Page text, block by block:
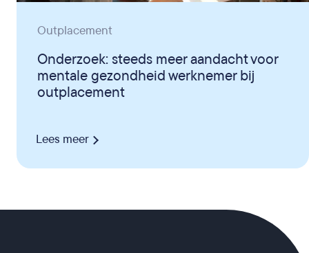
Outplacement
Onderzoek: steeds meer aandacht voor
mentale gezondheid werknemer bij
outplacement
Lees meer